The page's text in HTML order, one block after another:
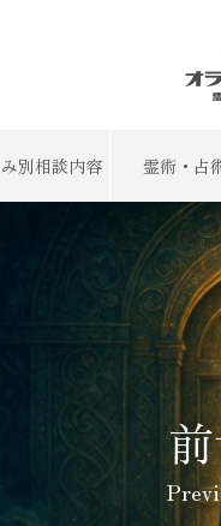
別相談内容 霊術・占